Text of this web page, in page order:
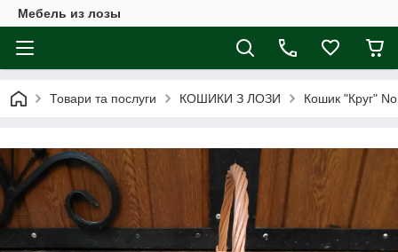
Мебель из лозы
Товари та послуги КОШИКИ З ЛОЗИ Кошик "Круг"